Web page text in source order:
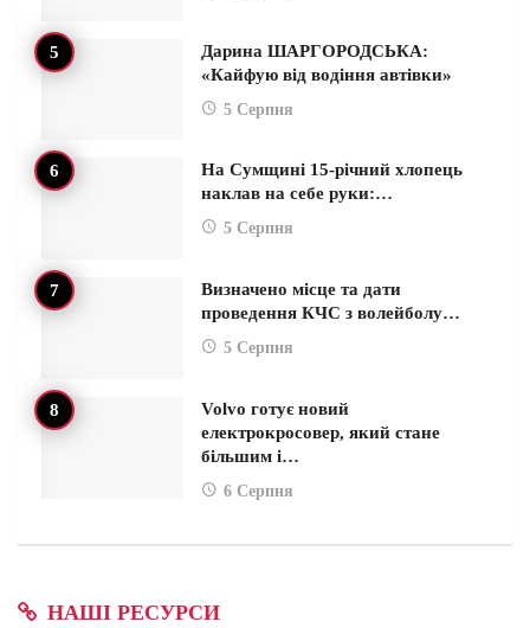
Дарина ШАРГОРОДСЬКА:
«Кайфую від водіння автівки»
5 Серпня
На Сумщині 15-річний хлопець
наклав на себе руки:…
5 Серпня
Визначено місце та дати
проведення КЧС з волейболу…
5 Серпня
Volvo готує новий
електрокросовер, який стане
більшим і…
6 Серпня
НАШІ РЕСУРСИ